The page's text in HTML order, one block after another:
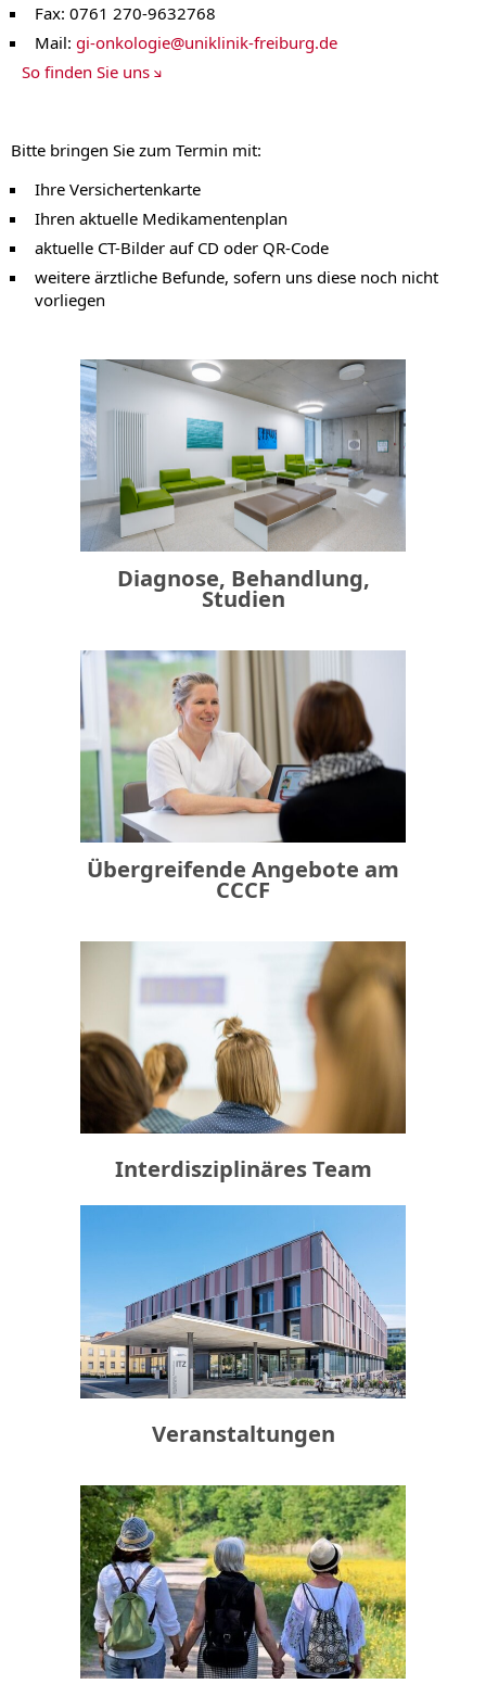
Fax: 0761 270-9632768
Mail: gi-onkologie@uniklinik-freiburg.de
So finden Sie uns
Bitte bringen Sie zum Termin mit:
Ihre Versichertenkarte
Ihren aktuelle Medikamentenplan
aktuelle CT-Bilder auf CD oder QR-Code
weitere ärztliche Befunde, sofern uns diese noch nicht
vorliegen
Diagnose, Behandlung,
Studien
Übergreifende Angebote am
CCCF
Interdisziplinäres Team
Veranstaltungen